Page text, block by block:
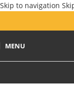
Skip to navigation
MENU